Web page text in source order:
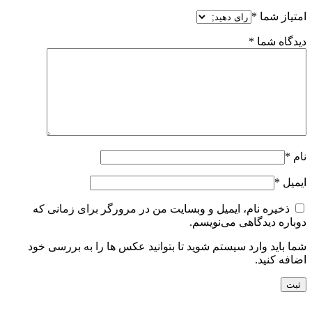
امتیاز شما *
دیدگاه شما *
نام *
ایمیل *
ذخیره نام، ایمیل و وبسایت من در مرورگر برای زمانی که
دوباره دیدگاهی می‌نویسم.
شما باید وارد سیستم شوید تا بتوانید عکس ها را به بررسی خود
اضافه کنید.